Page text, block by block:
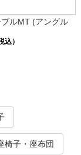
ルMT (アングル
込）
椅子・座布団